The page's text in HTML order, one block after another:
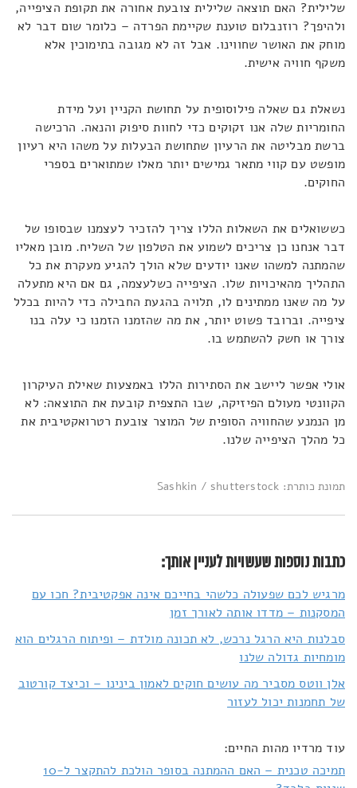
שלילית? האם תוצאה שלילית צובעת אחורה את תקופת הציפייה,
ולהיפך? רוזנבלום טוענת שקיימת הפרדה – כלומר שום דבר לא
מוחק את האושר שחווינו. אבל זה לא מגובה בתימוכין אלא
משקף חוויה אישית.
נשאלת גם שאלה פילוסופית על תחושת הקניין ועל מידת
החומריות שלה אנו זקוקים כדי לחוות סיפוק והנאה. הרכישה
ברשת מבליטה את הרעיון שתחושת הבעלות על משהו היא רעיון
מופשט עם קווי מתאר גמישים יותר מאלו שמתוארים בספרי
החוקים.
כששואלים את השאלות הללו צריך להזכיר לעצמנו שבסופו של
דבר אנחנו כן צריכים לשמוע את הטלפון של השליח. מובן מאליו
שהמתנה למשהו שאנו יודעים שלא הולך להגיע מעקרת את כל
התהליך מהאיכויות שלו. הציפייה כשלעצמה, גם אם היא מתעלה
על מה שאנו ממתינים לו, תלויה בהגעת החבילה כדי להיות בכלל
ציפייה. וברובד פשוט יותר, את מה שהזמנו הזמנו כי עלה בנו
צורך או חשק להשתמש בו.
אולי אפשר ליישב את הסתירות הללו באמצעות שאילת העיקרון
הקוונטי מעולם הפיזיקה, שבו התצפית קובעת את התוצאה: לא
מן הנמנע שהחוויה הסופית של המוצר צובעת רטרואקטיבית את
כל מהלך הציפייה שלנו.
תמונת כותרת: Sashkin / shutterstock
כתבות נוספות שעשויות לעניין אותך:
מרגיש לכם שפעולה כלשהי בחייכם אינה אפקטיבית? חכו עם
המסקנות – מדדו אותה לאורך זמן
סבלנות היא הרגל נרכש, לא תכונה מולדת – ופיתוח הרגלים הוא
מומחיות גדולה שלנו
אלן ווטס מסביר מה עושים חוקים לאמון בינינו – וכיצד קורטוב
של תחמנות יכול לעזור
עוד מרדיו מהות החיים:
תמיכה טכנית – האם ההמתנה בסופר הולכת להתקצר ל-10